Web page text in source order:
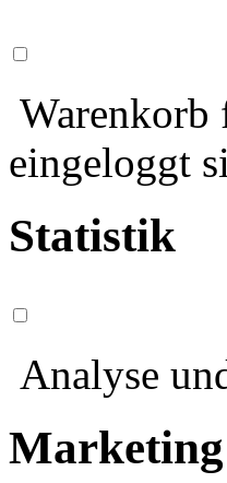
Warenkorb
eingeloggt
Statistik
Analyse
Marketing